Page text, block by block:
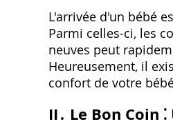
L'arrivée d'un bébé
Parmi celles-ci‚ les
neuves peut
Heureusement‚ il
confort de votre
II․ Le Bon Coin